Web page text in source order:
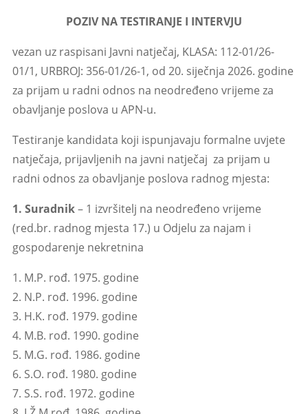
POZIV NA TESTIRANJE I INTERVJU
vezan uz raspisani Javni natječaj, KLASA: 112-01/26-
01/1, URBROJ: 356-01/26-1, od 20. siječnja 2026. godine
za prijam u radni odnos na neodređeno vrijeme za
obavljanje poslova u APN-u.
Testiranje kandidata koji ispunjavaju formalne uvjete
natječaja, prijavljenih na javni natječaj za prijam u
radni odnos za obavljanje poslova radnog mjesta:
1. Suradnik– 1 izvršitelj na neodređeno vrijeme
(red.br. radnog mjesta 17.) u Odjelu za najam i
gospodarenje nekretnina
1. M.P. rođ. 1975. godine
2. N.P. rođ. 1996. godine
3. H.K. rođ. 1979. godine
4. M.B. rođ. 1990. godine
5. M.G. rođ. 1986. godine
6. S.O. rođ. 1980. godine
7. S.S. rođ. 1972. godine